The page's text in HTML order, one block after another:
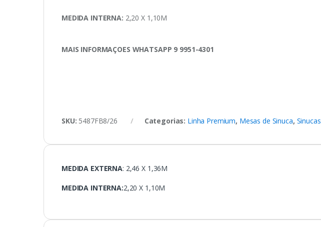
MEDIDA INTERNA: 2,20 X 1,10M
MAIS INFORMAÇOES WHATSAPP 9 9951-4301
SKU: 5487FB8/26 Categorias: Linha Premium, Mesas de Sinuca, Sinucas
MEDIDA EXTERNA: 2,46 X 1,36M
MEDIDA INTERNA:2,20 X 1,10M